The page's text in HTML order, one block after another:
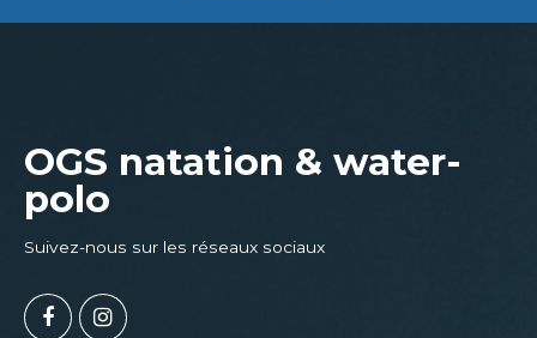
OGS natation & water-
polo
Suivez-nous sur les réseaux sociaux